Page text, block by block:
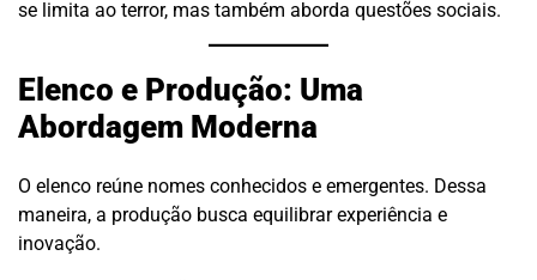
se limita ao terror, mas também aborda questões sociais.
Elenco e Produção: Uma
Abordagem Moderna
O elenco reúne nomes conhecidos e emergentes. Dessa
maneira, a produção busca equilibrar experiência e
inovação.